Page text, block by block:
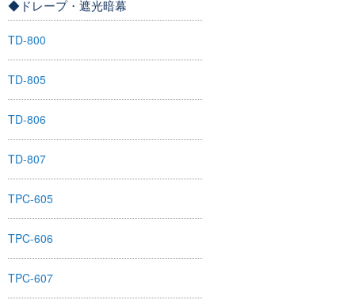
◆ドレープ・遮光暗幕
TD-800
TD-805
TD-806
TD-807
TPC-605
TPC-606
TPC-607